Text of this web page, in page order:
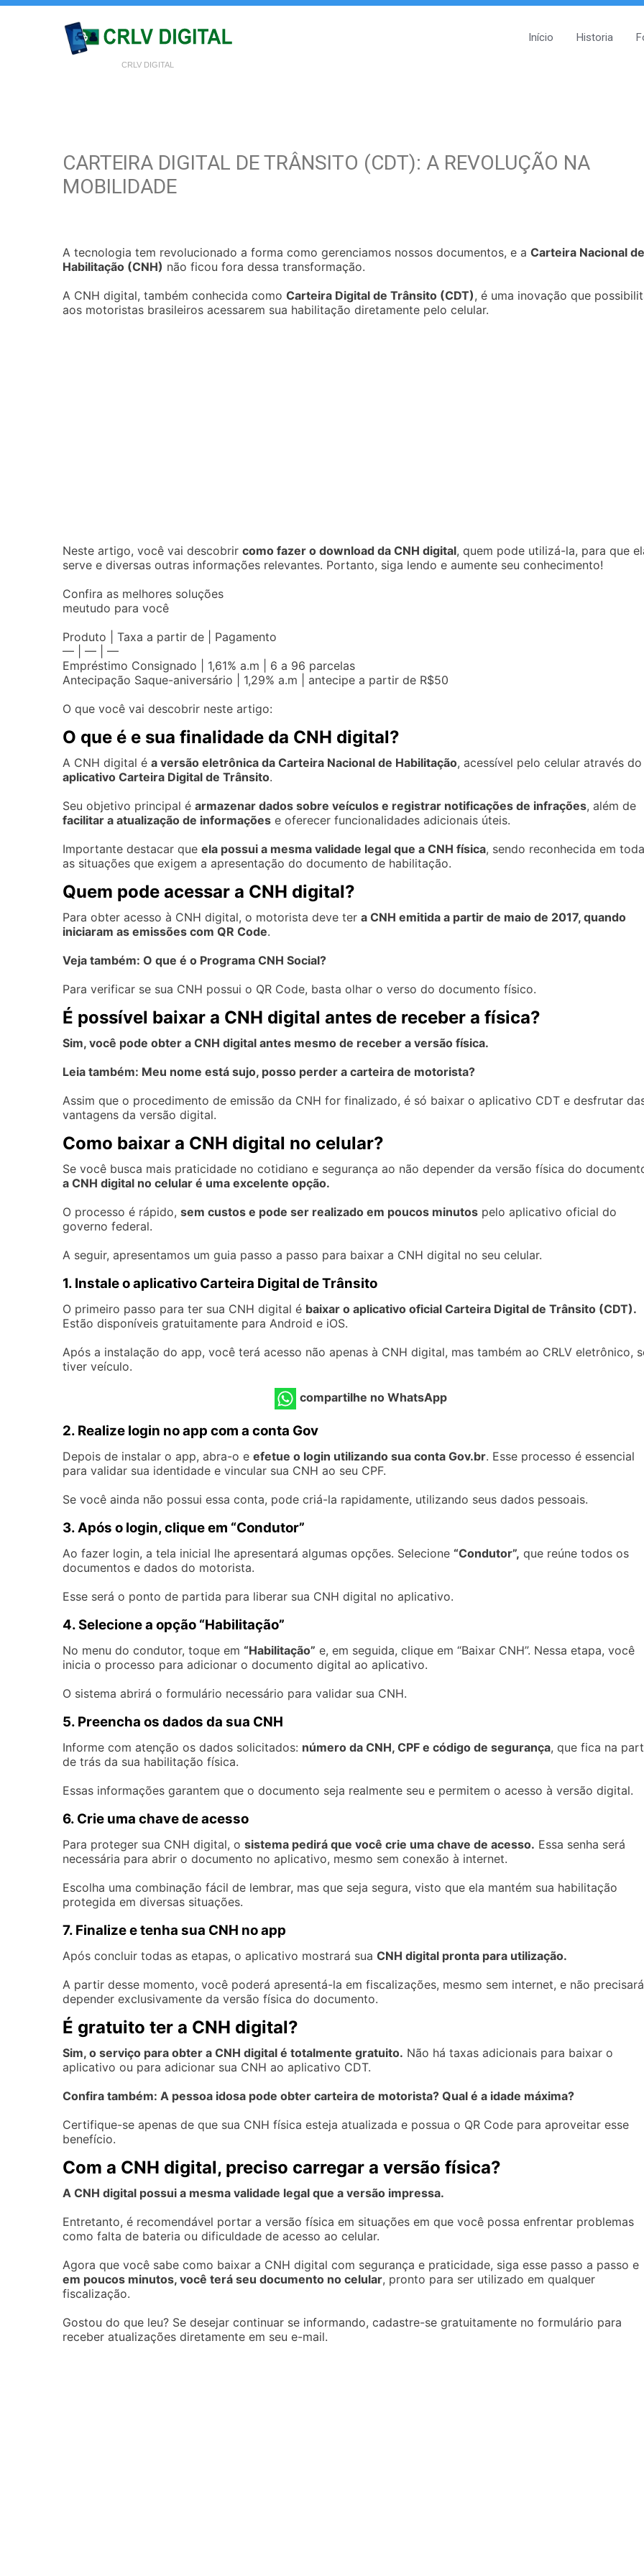
CRLV DIGITAL
Início Historia
CARTEIRA DIGITAL DE TRÂNSITO (CDT): A REVOLUÇÃO NA
MOBILIDADE
A tecnologia tem revolucionado a forma como gerenciamos nossos documentos, e a Carteira Nacional de
Habilitação (CNH) não ficou fora dessa transformação.
A CNH digital, também conhecida como Carteira Digital de Trânsito (CDT), é uma inovação que
aos motoristas brasileiros acessarem sua habilitação diretamente pelo celular.
Neste artigo, você vai descobrir como fazer o download da CNH digital, quem pode utilizá-la, para que
serve e diversas outras informações relevantes. Portanto, siga lendo e aumente seu conhecimento!
Confira as melhores soluções
meutudo para você
Produto | Taxa a partir de | Pagamento
— | — | —
Empréstimo Consignado | 1,61% a.m | 6 a 96 parcelas
Antecipação Saque-aniversário | 1,29% a.m | antecipe a partir de R$50
O que você vai descobrir neste artigo:
O que é e sua finalidade da CNH digital?
A CNH digital é a versão eletrônica da Carteira Nacional de Habilitação, acessível pelo celular através do
aplicativo Carteira Digital de Trânsito.
Seu objetivo principal é armazenar dados sobre veículos e registrar notificações de infrações, além de
facilitar a atualização de informações e oferecer funcionalidades adicionais úteis.
Importante destacar que ela possui a mesma validade legal que a CNH física, sendo reconhecida em
as situações que exigem a apresentação do documento de habilitação.
Quem pode acessar a CNH digital?
Para obter acesso à CNH digital, o motorista deve ter a CNH emitida a partir de maio de 2017, quando
iniciaram as emissões com QR Code.
Veja também: O que é o Programa CNH Social?
Para verificar se sua CNH possui o QR Code, basta olhar o verso do documento físico.
É possível baixar a CNH digital antes de receber a física?
Sim, você pode obter a CNH digital antes mesmo de receber a versão física.
Leia também: Meu nome está sujo, posso perder a carteira de motorista?
Assim que o procedimento de emissão da CNH for finalizado, é só baixar o aplicativo CDT e desfrutar
vantagens da versão digital.
Como baixar a CNH digital no celular?
Se você busca mais praticidade no cotidiano e segurança ao não depender da versão física do
a CNH digital no celular é uma excelente opção.
O processo é rápido, sem custos e pode ser realizado em poucos minutos pelo aplicativo oficial do
governo federal.
A seguir, apresentamos um guia passo a passo para baixar a CNH digital no seu celular.
1. Instale o aplicativo Carteira Digital de Trânsito
O primeiro passo para ter sua CNH digital é baixar o aplicativo oficial Carteira Digital de Trânsito (CDT).
Estão disponíveis gratuitamente para Android e iOS.
Após a instalação do app, você terá acesso não apenas à CNH digital, mas também ao CRLV eletrônico,
tiver veículo.
compartilhe no WhatsApp
2. Realize login no app com a conta Gov
Depois de instalar o app, abra-o e efetue o login utilizando sua conta Gov.br. Esse processo é essencial
para validar sua identidade e vincular sua CNH ao seu CPF.
Se você ainda não possui essa conta, pode criá-la rapidamente, utilizando seus dados pessoais.
3. Após o login, clique em “Condutor”
Ao fazer login, a tela inicial lhe apresentará algumas opções. Selecione “Condutor”, que reúne todos os
documentos e dados do motorista.
Esse será o ponto de partida para liberar sua CNH digital no aplicativo.
4. Selecione a opção “Habilitação”
No menu do condutor, toque em “Habilitação” e, em seguida, clique em “Baixar CNH”. Nessa etapa, você
inicia o processo para adicionar o documento digital ao aplicativo.
O sistema abrirá o formulário necessário para validar sua CNH.
5. Preencha os dados da sua CNH
Informe com atenção os dados solicitados: número da CNH, CPF e código de segurança, que fica na
de trás da sua habilitação física.
Essas informações garantem que o documento seja realmente seu e permitem o acesso à versão digital.
6. Crie uma chave de acesso
Para proteger sua CNH digital, o sistema pedirá que você crie uma chave de acesso. Essa senha será
necessária para abrir o documento no aplicativo, mesmo sem conexão à internet.
Escolha uma combinação fácil de lembrar, mas que seja segura, visto que ela mantém sua habilitação
protegida em diversas situações.
7. Finalize e tenha sua CNH no app
Após concluir todas as etapas, o aplicativo mostrará sua CNH digital pronta para utilização.
A partir desse momento, você poderá apresentá-la em fiscalizações, mesmo sem internet, e não precisará
depender exclusivamente da versão física do documento.
É gratuito ter a CNH digital?
Sim, o serviço para obter a CNH digital é totalmente gratuito. Não há taxas adicionais para baixar o
aplicativo ou para adicionar sua CNH ao aplicativo CDT.
Confira também: A pessoa idosa pode obter carteira de motorista? Qual é a idade máxima?
Certifique-se apenas de que sua CNH física esteja atualizada e possua o QR Code para aproveitar esse
benefício.
Com a CNH digital, preciso carregar a versão física?
A CNH digital possui a mesma validade legal que a versão impressa.
Entretanto, é recomendável portar a versão física em situações em que você possa enfrentar problemas
como falta de bateria ou dificuldade de acesso ao celular.
Agora que você sabe como baixar a CNH digital com segurança e praticidade, siga esse passo a passo e
em poucos minutos, você terá seu documento no celular, pronto para ser utilizado em qualquer
fiscalização.
Gostou do que leu? Se desejar continuar se informando, cadastre-se gratuitamente no formulário para
receber atualizações diretamente em seu e-mail.